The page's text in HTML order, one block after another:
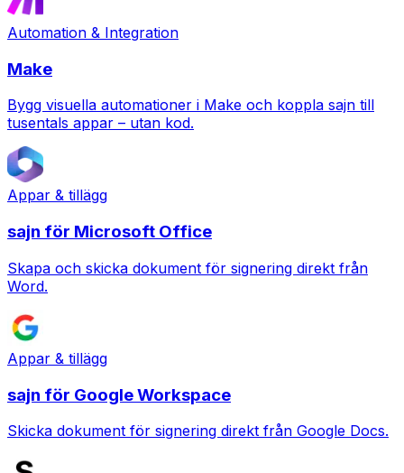
Automation & Integration
Make
Bygg visuella automationer i Make och koppla sajn till
tusentals appar – utan kod.
Appar & tillägg
sajn för Microsoft Office
Skapa och skicka dokument för signering direkt från
Word.
Appar & tillägg
sajn för Google Workspace
Skicka dokument för signering direkt från Google Docs.